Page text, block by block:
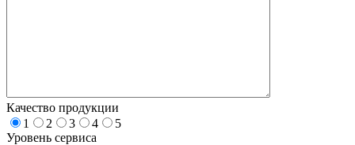
Качество продукции
1
2 3 4
5
Уровень сервиса